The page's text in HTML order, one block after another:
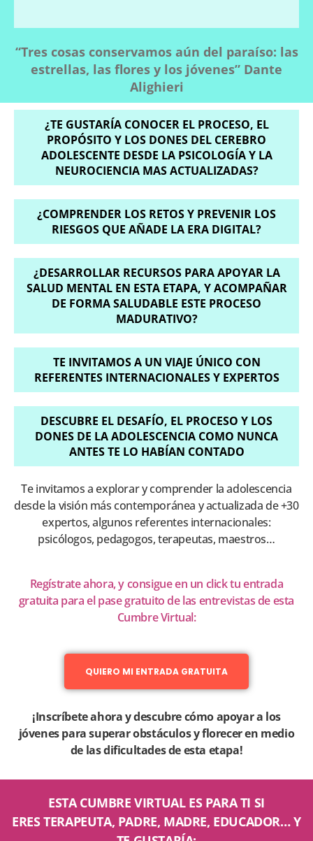
“Tres cosas conservamos aún del paraíso: las
estrellas, las flores y los jóvenes” Dante
Alighieri
¿TE GUSTARÍA CONOCER EL PROCESO, EL
PROPÓSITO Y LOS DONES DEL CEREBRO
ADOLESCENTE DESDE LA PSICOLOGÍA Y LA
NEUROCIENCIA MAS ACTUALIZADAS?
¿COMPRENDER LOS RETOS Y PREVENIR LOS
RIESGOS QUE AÑADE LA ERA DIGITAL?
¿DESARROLLAR RECURSOS PARA APOYAR LA
SALUD MENTAL EN ESTA ETAPA, Y ACOMPAÑAR
DE FORMA SALUDABLE ESTE PROCESO
MADURATIVO?
TE INVITAMOS A UN VIAJE ÚNICO CON
REFERENTES INTERNACIONALES Y EXPERTOS
DESCUBRE EL DESAFÍO, EL PROCESO Y LOS
DONES DE LA ADOLESCENCIA COMO NUNCA
ANTES TE LO HABÍAN CONTADO
Te invitamos a explorar y comprender la adolescencia
desde la visión más contemporánea y actualizada de +30
expertos, algunos referentes internacionales:
psicólogos, pedagogos, terapeutas, maestros…
Regístrate ahora, y consigue en un click tu entrada
gratuita para el pase gratuito de las entrevistas de esta
Cumbre Virtual:
QUIERO MI ENTRADA GRATUITA
¡Inscríbete ahora y descubre cómo apoyar a los
jóvenes para superar obstáculos y florecer en medio
de las dificultades de esta etapa!
ESTA CUMBRE VIRTUAL ES PARA TI SI
ERES TERAPEUTA, PADRE, MADRE, EDUCADOR… Y